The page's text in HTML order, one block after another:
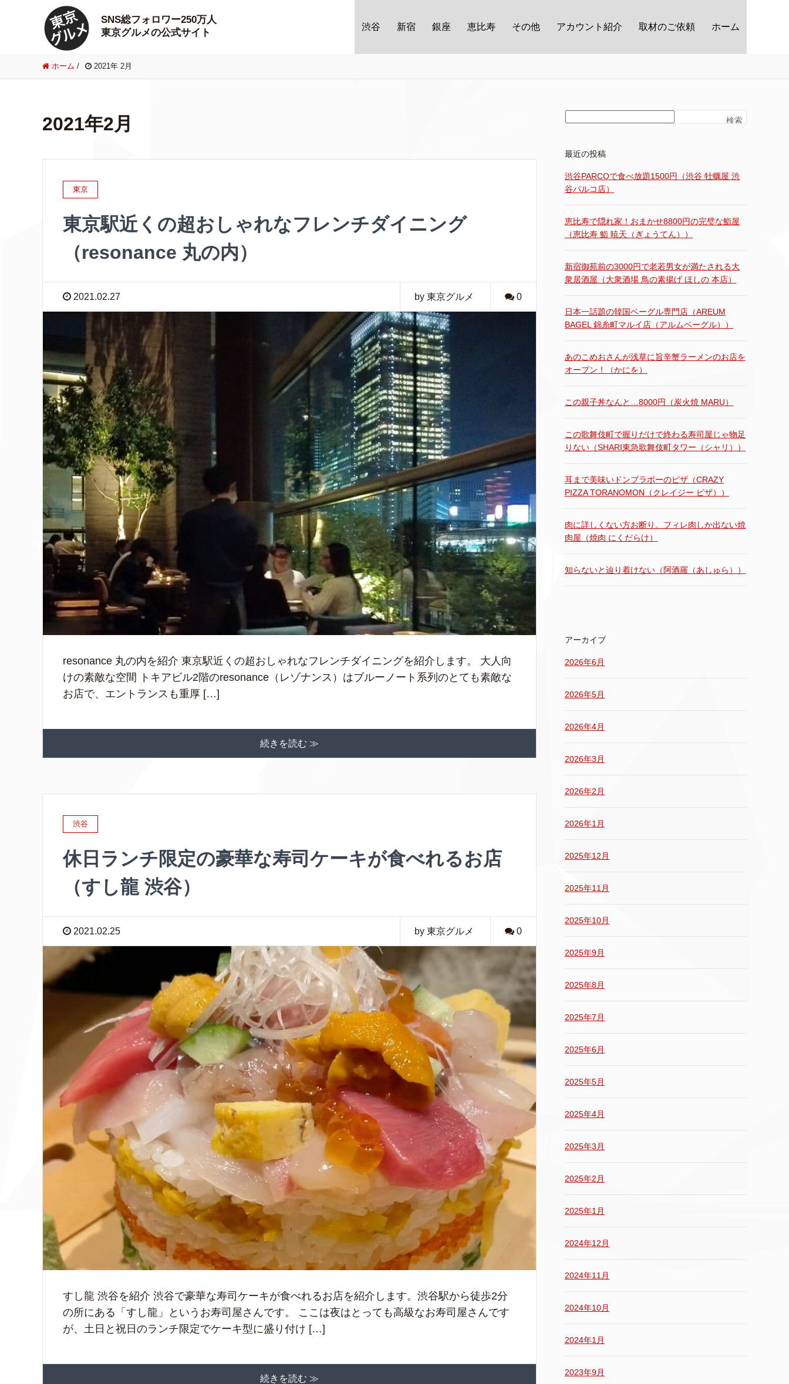
SNS総フォロワー250万人
東京グルメの公式サイト
渋谷 新宿 銀座 恵比寿 その他 アカウント紹介 取材のご依頼 ホーム
ホーム / 2021年 2月
2021年2月
東京
東京駅近くの超おしゃれなフレンチダイニング
（resonance 丸の内）
2021.02.27 by 東京グルメ 0
resonance 丸の内を紹介 東京駅近くの超おしゃれなフレンチダイニングを紹介します。 大人向
けの素敵な空間 トキアビル2階のresonance（レゾナンス）はブルーノート系列のとても素敵な
お店で、エントランスも重厚 […]
続きを読む ≫
渋谷
休日ランチ限定の豪華な寿司ケーキが食べれるお店
（すし龍 渋谷）
2021.02.25 by 東京グルメ 0
すし龍 渋谷を紹介 渋谷で豪華な寿司ケーキが食べれるお店を紹介します。渋谷駅から徒歩2分
の所にある「すし龍」というお寿司屋さんです。 ここは夜はとっても高級なお寿司屋さんです
が、土日と祝日のランチ限定でケーキ型に盛り付け […]
続きを読む ≫
検索
最近の投稿
渋谷PARCOで食べ放題1500円（渋谷 牡蠣屋 渋
谷パルコ店）
恵比寿で隠れ家！おまかせ8800円の完璧な鮨屋
（恵比寿 鮨 暁天（ぎょうてん））
新宿御苑前の3000円で老若男女が満たされる大
衆居酒屋（大衆酒場 鳥の素揚げ ほしの 本店）
日本一話題の韓国ベーグル専門店（AREUM
BAGEL 錦糸町マルイ店（アルムベーグル））
あのこめおさんが浅草に旨辛蟹ラーメンのお店を
オープン！（かにを）
この親子丼なんと…8000円（炭火焼 MARU）
この歌舞伎町で握りだけで終わる寿司屋じゃ物足
りない（SHARI東急歌舞伎町タワー（シャリ））
耳まで美味いドンブラボーのピザ（CRAZY
PIZZA TORANOMON（クレイジー ピザ））
肉に詳しくない方お断り。フィレ肉しか出ない焼
肉屋（焼肉 にくだらけ）
知らないと辿り着けない（阿酒羅（あしゅら））
アーカイブ
2026年6月
2026年5月
2026年4月
2026年3月
2026年2月
2026年1月
2025年12月
2025年11月
2025年10月
2025年9月
2025年8月
2025年7月
2025年6月
2025年5月
2025年4月
2025年3月
2025年2月
2025年1月
2024年12月
2024年11月
2024年10月
2024年1月
2023年9月